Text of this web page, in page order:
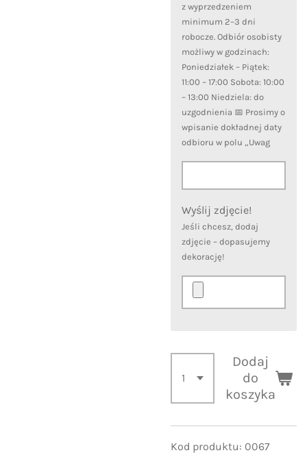
z wyprzedzeniem
minimum 2–3 dni
robocze. Odbiór osobisty
możliwy w godzinach:
Poniedziałek – Piątek:
11:00 – 17:00 Sobota: 10:00
– 13:00 Niedziela: do
uzgodnienia 📅 Prosimy o
wpisanie dokładnej daty
odbioru w polu „Uwag
Wyślij zdjęcie!
Jeśli chcesz, dodaj
zdjęcie – dopasujemy
dekorację!
Dodaj
do
koszyka
Kod produktu: 0067